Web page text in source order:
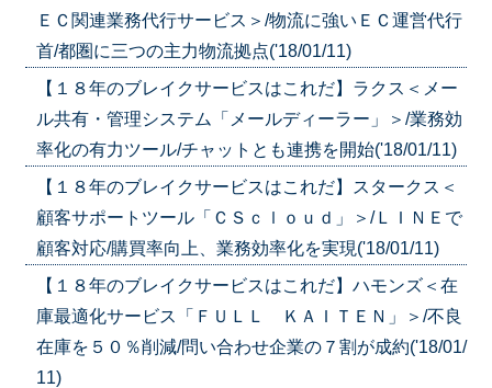
ＥＣ関連業務代行サービス＞/物流に強いＥＣ運営代行
首/都圏に三つの主力物流拠点('18/01/11)
【１８年のブレイクサービスはこれだ】ラクス＜メー
ル共有・管理システム「メールディーラー」＞/業務効
率化の有力ツール/チャットとも連携を開始('18/01/11)
【１８年のブレイクサービスはこれだ】スタークス＜
顧客サポートツール「ＣＳｃｌｏｕｄ」＞/ＬＩＮＥで
顧客対応/購買率向上、業務効率化を実現('18/01/11)
【１８年のブレイクサービスはこれだ】ハモンズ＜在
庫最適化サービス「ＦＵＬＬ ＫＡＩＴＥＮ」＞/不良
在庫を５０％削減/問い合わせ企業の７割が成約('18/01/
11)